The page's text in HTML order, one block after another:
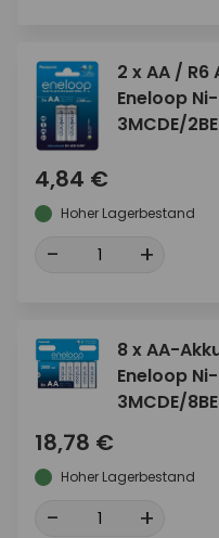
2 x AA /
Eneloop
3MCDE/
4,84 €
Hoher Lagerbestand
- +
8 x AA-
Eneloop
3MCDE/
18,78 €
Hoher Lagerbestand
- +